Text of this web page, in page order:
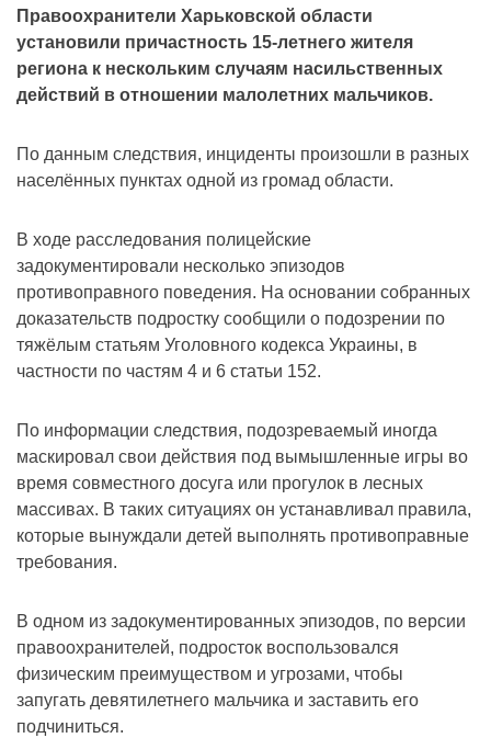
Правоохранители Харьковской области
установили причастность 15-летнего жителя
региона к нескольким случаям насильственных
действий в отношении малолетних мальчиков.
По данным следствия, инциденты произошли в разных
населённых пунктах одной из громад области.
В ходе расследования полицейские
задокументировали несколько эпизодов
противоправного поведения. На основании собранных
доказательств подростку сообщили о подозрении по
тяжёлым статьям Уголовного кодекса Украины, в
частности по частям 4 и 6 статьи 152.
По информации следствия, подозреваемый иногда
маскировал свои действия под вымышленные игры во
время совместного досуга или прогулок в лесных
массивах. В таких ситуациях он устанавливал правила,
которые вынуждали детей выполнять противоправные
требования.
В одном из задокументированных эпизодов, по версии
правоохранителей, подросток воспользовался
физическим преимуществом и угрозами, чтобы
запугать девятилетнего мальчика и заставить его
подчиниться.